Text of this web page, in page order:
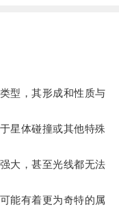
型，其形成和性质与
体碰撞或其他特殊
大，甚至光线都无法
有着更为奇特的属